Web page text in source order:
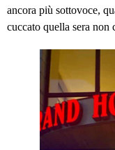
ancora più sottovoce,
cuccato quella sera